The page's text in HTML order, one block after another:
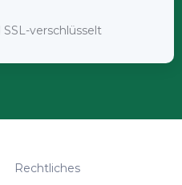
SSL-verschlüsselt
Rechtliches